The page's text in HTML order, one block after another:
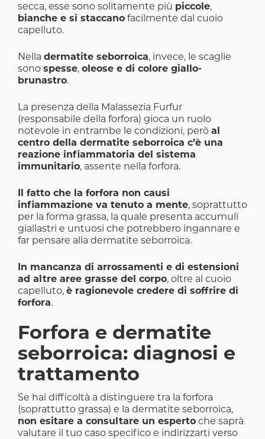
secca, esse sono solitamente più piccole,
bianche e si staccano facilmente dal cuoio
capelluto.
Nella dermatite seborroica, invece, le scaglie
sono spesse, oleose e di colore giallo-
brunastro.
La presenza della Malassezia Furfur
(responsabile della forfora) gioca un ruolo
notevole in entrambe le condizioni, però al
centro della dermatite seborroica c’è una
reazione infiammatoria del sistema
immunitario, assente nella forfora.
Il fatto che la forfora non causi
infiammazione va tenuto a mente, soprattutto
per la forma grassa, la quale presenta accumuli
giallastri e untuosi che potrebbero ingannare e
far pensare alla dermatite seborroica.
In mancanza di arrossamenti e di estensioni
ad altre aree grasse del corpo, oltre al cuoio
capelluto, è ragionevole credere di soffrire di
forfora.
Forfora e dermatite
seborroica: diagnosi e
trattamento
Se hai difficoltà a distinguere tra la forfora
(soprattutto grassa) e la dermatite seborroica,
non esitare a consultare un esperto che saprà
valutare il tuo caso specifico e indirizzarti verso